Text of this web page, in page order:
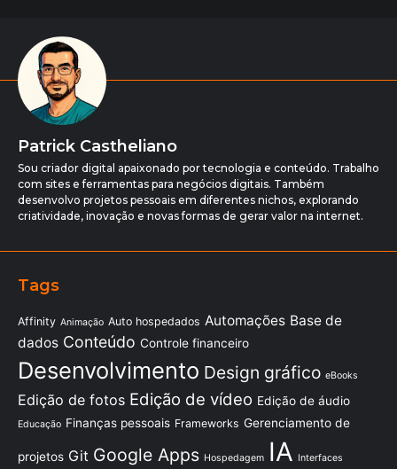
Patrick Castheliano
Sou criador digital apaixonado por tecnologia e conteúdo. Trabalho
com sites e ferramentas para negócios digitais. Também
desenvolvo projetos pessoais em diferentes nichos, explorando
criatividade, inovação e novas formas de gerar valor na internet.
Tags
Affinity Animação Auto hospedados Automações Base de
dados Conteúdo Controle financeiro
Desenvolvimento Design gráfico eBooks
Edição de fotos Edição de vídeo Edição de áudio
Educação Finanças pessoais Frameworks Gerenciamento de
projetos Git Google Apps Hospedagem IA Interfaces